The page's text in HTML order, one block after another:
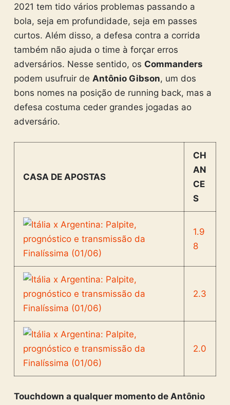
2021 tem tido vários problemas passando a
bola, seja em profundidade, seja em passes
curtos. Além disso, a defesa contra a corrida
também não ajuda o time à forçar erros
adversários. Nesse sentido, os Commanders
podem usufruir de Antônio Gibson, um dos
bons nomes na posição de running back, mas a
defesa costuma ceder grandes jogadas ao
adversário.
CASA DE APOSTAS
CH
AN
CE
S
1.9
8
2.3
2.0
Touchdown a qualquer momento de Antônio